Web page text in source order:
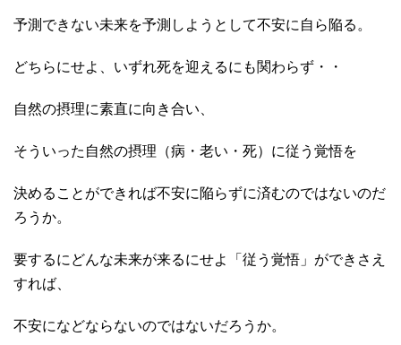
予測できない未来を予測しようとして不安に自ら陥る。
どちらにせよ、いずれ死を迎えるにも関わらず・・
自然の摂理に素直に向き合い、
そういった自然の摂理（病・老い・死）に従う覚悟を
決めることができれば不安に陥らずに済むのではないのだ
ろうか。
要するにどんな未来が来るにせよ「従う覚悟」ができさえ
すれば、
不安になどならないのではないだろうか。